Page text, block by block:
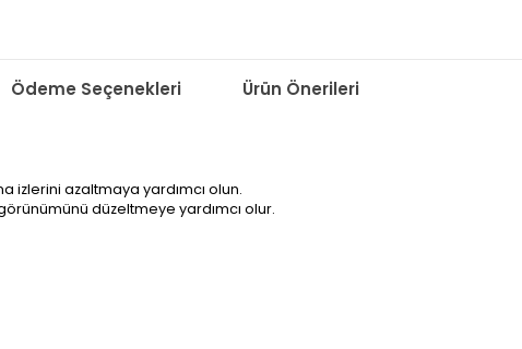
Ödeme Seçenekleri Ürün Önerileri
izlerini azaltmaya yardımcı olun.
düzeltmeye yardımcı olur.